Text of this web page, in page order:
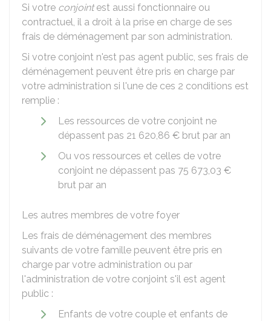
Si votre conjointest aussi fonctionnaire ou
contractuel, il a droit à la prise en charge de ses
frais de déménagement par son administration.
Si votre conjoint n'est pas agent public, ses frais de
déménagement peuvent être pris en charge par
votre administration si l'une de ces 2 conditions est
remplie :
Les ressources de votre conjoint ne
dépassent pas 21 620,86 € brut par an
Ou vos ressources et celles de votre
conjoint ne dépassent pas 75 673,03 €
brut par an
Les autres membres de votre foyer
Les frais de déménagement des membres
suivants de votre famille peuvent être pris en
charge par votre administration ou par
l'administration de votre conjoint s'il est agent
public :
Enfants de votre couple et enfants de